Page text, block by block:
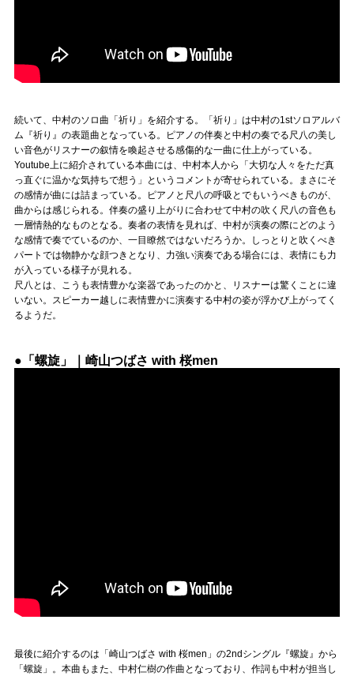
続いて、中村のソロ曲「祈り」を紹介する。「祈り」は中村の1stソロアルバ
ム『祈り』の表題曲となっている。ピアノの伴奏と中村の奏でる尺八の美し
い音色がリスナーの叙情を喚起させる感傷的な一曲に仕上がっている。
Youtube上に紹介されている本曲には、中村本人から「大切な人々をただ真
っ直ぐに温かな気持ちで想う」というコメントが寄せられている。まさにそ
の感情が曲には詰まっている。ピアノと尺八の呼吸とでもいうべきものが、
曲からは感じられる。伴奏の盛り上がりに合わせて中村の吹く尺八の音色も
一層情熱的なものとなる。奏者の表情を見れば、中村が演奏の際にどのよう
な感情で奏でているのか、一目瞭然ではないだろうか。しっとりと吹くべき
パートでは物静かな顔つきとなり、力強い演奏である場合には、表情にも力
が入っている様子が見れる。
尺八とは、こうも表情豊かな楽器であったのかと、リスナーは驚くことに違
いない。スピーカー越しに表情豊かに演奏する中村の姿が浮かび上がってく
るようだ。
●「螺旋」｜崎山つばさ with 桜men
最後に紹介するのは「崎山つばさ with 桜men」の2ndシングル『螺旋』から
「螺旋」。本曲もまた、中村仁樹の作曲となっており、作詞も中村が担当し